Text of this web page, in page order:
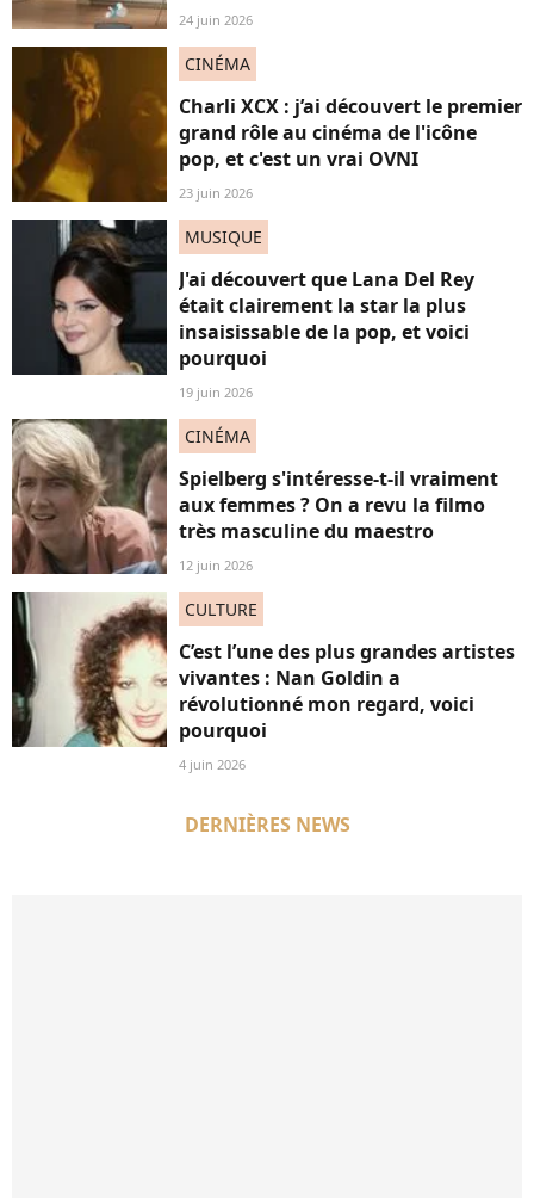
24 juin 2026
CINÉMA
Charli XCX : j’ai découvert le premier
grand rôle au cinéma de l'icône
pop, et c'est un vrai OVNI
23 juin 2026
MUSIQUE
J'ai découvert que Lana Del Rey
était clairement la star la plus
insaisissable de la pop, et voici
pourquoi
19 juin 2026
CINÉMA
Spielberg s'intéresse-t-il vraiment
aux femmes ? On a revu la filmo
très masculine du maestro
12 juin 2026
CULTURE
C’est l’une des plus grandes artistes
vivantes : Nan Goldin a
révolutionné mon regard, voici
pourquoi
4 juin 2026
DERNIÈRES NEWS